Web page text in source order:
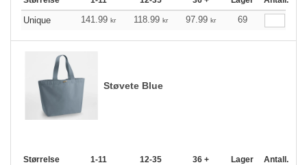
Unique 141.99 kr 118.99 kr 97.99 kr 69
Støvete Blue
Størrelse 1-11 12-35 36 + Lager Antall.